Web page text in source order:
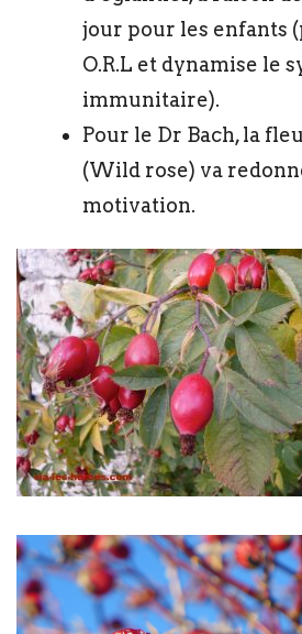
jour pour les enfants
O.R.L et dynamise le
immunitaire).
Pour le Dr Bach, la
(Wild rose) va
motivation.